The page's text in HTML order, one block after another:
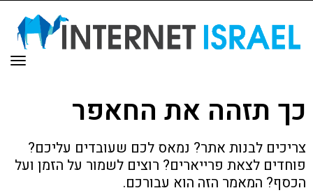
כך תזהה את החאפר
צריכים לבנות אתר? נמאס לכם שעובדים עליכם?
פוחדים לצאת פרייארים? רוצים לשמור על הזמן ועל
הכסף? המאמר הזה הוא עבורכם.